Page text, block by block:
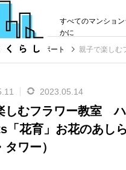
すべてのマンショ
かに
イベントレポート 親子で楽しむフラワー教室 ハナノヒ
2023.05.14
しむフラワー教室
「花育」お花のあし
ワー）